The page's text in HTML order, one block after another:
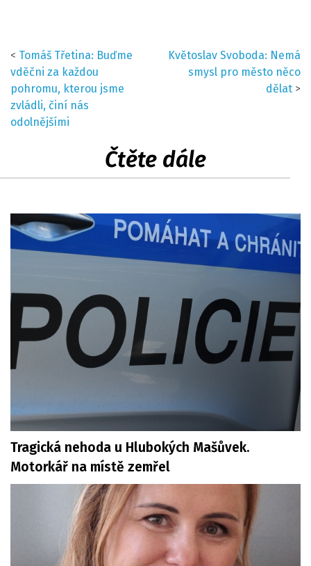
< Tomáš Třetina: Buďme
vděčni za každou
pohromu, kterou jsme
zvládli, činí nás
odolnějšími
Květoslav Svoboda: Nemá
smysl pro město něco
dělat >
Čtěte dále
Tragická nehoda u Hlubokých Mašůvek.
Motorkář na místě zemřel